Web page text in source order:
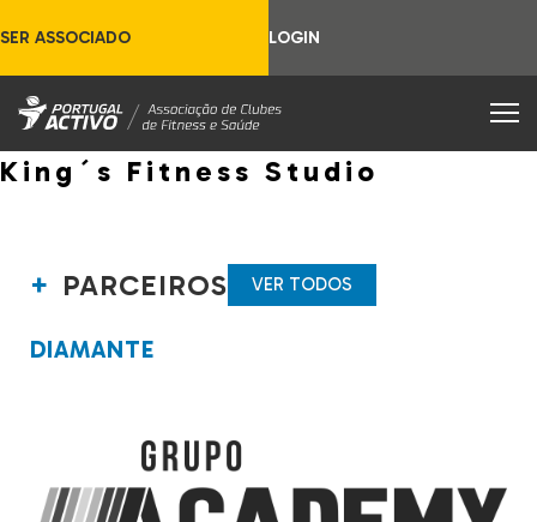
SER ASSOCIADO LOGIN
King´s Fitness Studio
PARCEIROS VER TODOS
DIAMANTE